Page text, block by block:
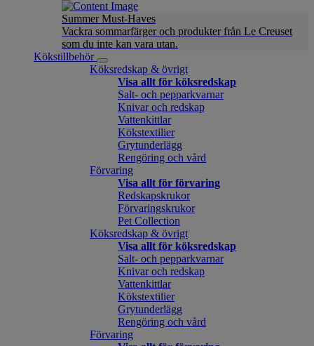
Summer Must-Haves
Vackra sommarfärger och produkter från Le Creuset
som du inte kan vara utan.
Kökstillbehör
Köksredskap & övrigt
Visa allt för köksredskap
Salt- och pepparkvarnar
Knivar och redskap
Vattenkittlar
Kökstextilier
Grytunderlägg
Rengöring och vård
Förvaring
Visa allt för förvaring
Redskapskrukor
Förvaringskrukor
Pet Collection
Köksredskap & övrigt
Visa allt för köksredskap
Salt- och pepparkvarnar
Knivar och redskap
Vattenkittlar
Kökstextilier
Grytunderlägg
Rengöring och vård
Förvaring